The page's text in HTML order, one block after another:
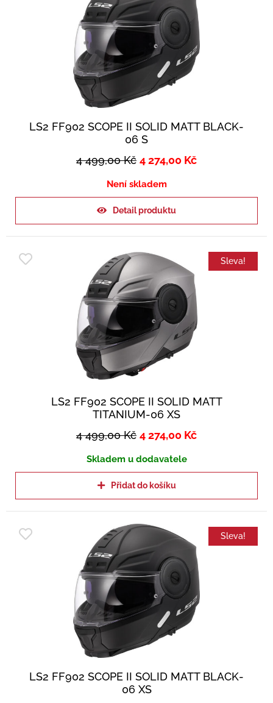
LS2 FF902 SCOPE II SOLID MATT BLACK-
06 S
4 499,00Kč 4 274,00 Kč
Není skladem
Detail produktu
Sleva!
LS2 FF902 SCOPE II SOLID MATT
TITANIUM-06 XS
4 499,00Kč 4 274,00 Kč
Skladem u dodavatele
Přidat do košíku
Sleva!
LS2 FF902 SCOPE II SOLID MATT BLACK-
06 XS